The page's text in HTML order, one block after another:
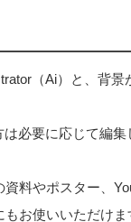
（Ai）と、背
必要に応じて編
料やポスター、
お使いいただけ